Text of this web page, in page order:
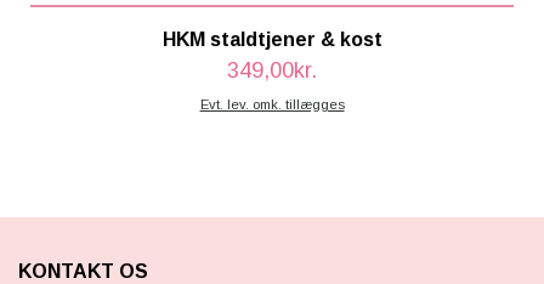
HKM staldtjener & kost
349,00kr.
Evt. lev. omk. tillægges
KONTAKT OS